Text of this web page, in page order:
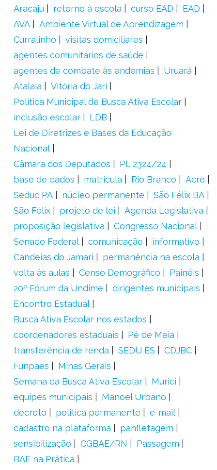
Aracaju
retorno à escola curso EAD
EAD
AVA
Ambiente Virtual de Aprendizagem
Curralinho
visitas domiciliares
agentes comunitários de saúde
agentes de combate às endemias
Uruará
Atalaia
Vitória do Jari
Política Municipal de Busca Ativa Escolar
inclusão escolar
LDB
Lei de Diretrizes e Bases da Educação
Nacional
Câmara dos Deputados
PL 2324/24
base de dados
matrícula Rio Branco
Acre
Seduc PA
núcleo permanente
São Félix BA
São Félix
projeto de lei
Agenda Legislativa
proposição legislativa
Congresso Nacional
Senado Federal
comunicação
informativo
Candeias do Jamari
permanência na escola
volta ás aulas
Censo Demográfico
Painéis
20º Fórum da Undime
dirigentes municipais
Encontro Estadual
Busca Ativa Escolar nos estados
coordenadores estaduais
Pé de Meia
transferência de renda
SEDU ES
CDJBC
Funpaes
Minas Gerais
Semana da Busca Ativa Escolar
Murici
equipes municipais
Manoel Urbano
decreto
política permanente
e-mail
cadastro na plataforma
panfletagem
sensibilização
CGBAE/RN
Passagem
BAE na Prática